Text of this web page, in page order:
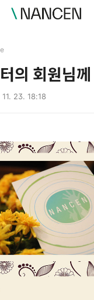
의 회원님께
11. 23. 18:18